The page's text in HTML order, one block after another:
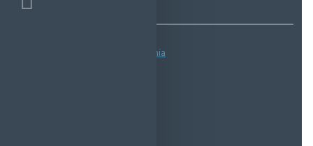
Spune-ţi opinia